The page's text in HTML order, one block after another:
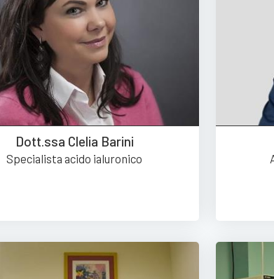
Dott.ssa Clelia Barini
Specialista acido ialuronico